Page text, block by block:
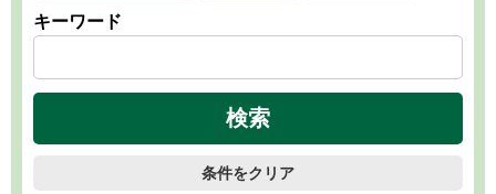
キーワード
条件をクリア